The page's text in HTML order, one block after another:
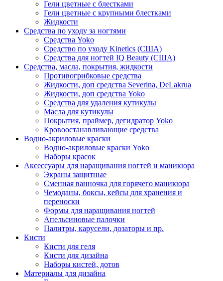
Гели цветные с блестками
Гели цветные с крупными блестками
Жидкости
Средства по уходу за ногтями
Средства Yoko
Средство по уходу Kinetics (США)
Средства для ногтей IQ Beauty (США)
Средства, масла, покрытия, жидкости
Противогрибковые средства
Жидкости, доп средства Severina, DeLakrua
Жидкости, доп средства Yoko
Средства для удаления кутикулы
Масла для кутикулы
Покрытия, праймер, дегидратор Yoko
Кровоостанавливающие средства
Водно-акриловые краски
Водно-акриловые краски Yoko
Наборы красок
Аксессуары для наращивания ногтей и маникюра
Экраны защитные
Сменная ванночка для горячего маникюра
Чемоданы, боксы, кейсы для хранения и
переноски
Формы для наращивания ногтей
Апельсиновые палочки
Палитры, карусели, дозаторы и пр.
Кисти
Кисти для геля
Кисти для дизайна
Наборы кистей, дотов
Материалы для дизайна